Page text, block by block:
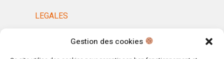
Gestion des cookies
LEGALES
MENTIONS LÉGALES